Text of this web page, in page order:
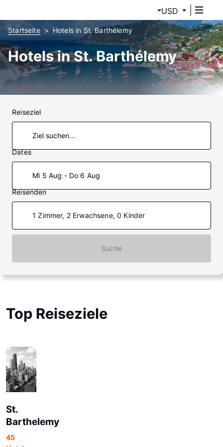
USD
Startseite Hotels in St. Barthélemy
Hotels in St. Barthélemy
Reiseziel
Dates
Mi 5 Aug - Do 6 Aug
Reisenden
1 Zimmer, 2 Erwachsene, 0 Kinder
Suche
Top Reiseziele
St.
Barthelemy
45